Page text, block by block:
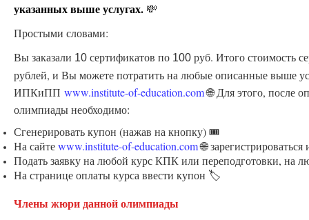
указанных выше услугах. 💸
Простыми словами:
Вы заказали 10 сертификатов по 100 руб. Итого стоимость
рублей, и Вы можете потратить на любые описанные выше
ИПКиПП www.institute-of-education.com🌐 Для этого, после
олимпиады необходимо:
Сгенерировать купон (нажав на кнопку) 🎟️
На сайтеwww.institute-of-education.com🌐
Подать заявку на любой курс КПК или переподготовки, на
На странице оплаты курса ввести купон 🏷️
Члены жюри данной олимпиады